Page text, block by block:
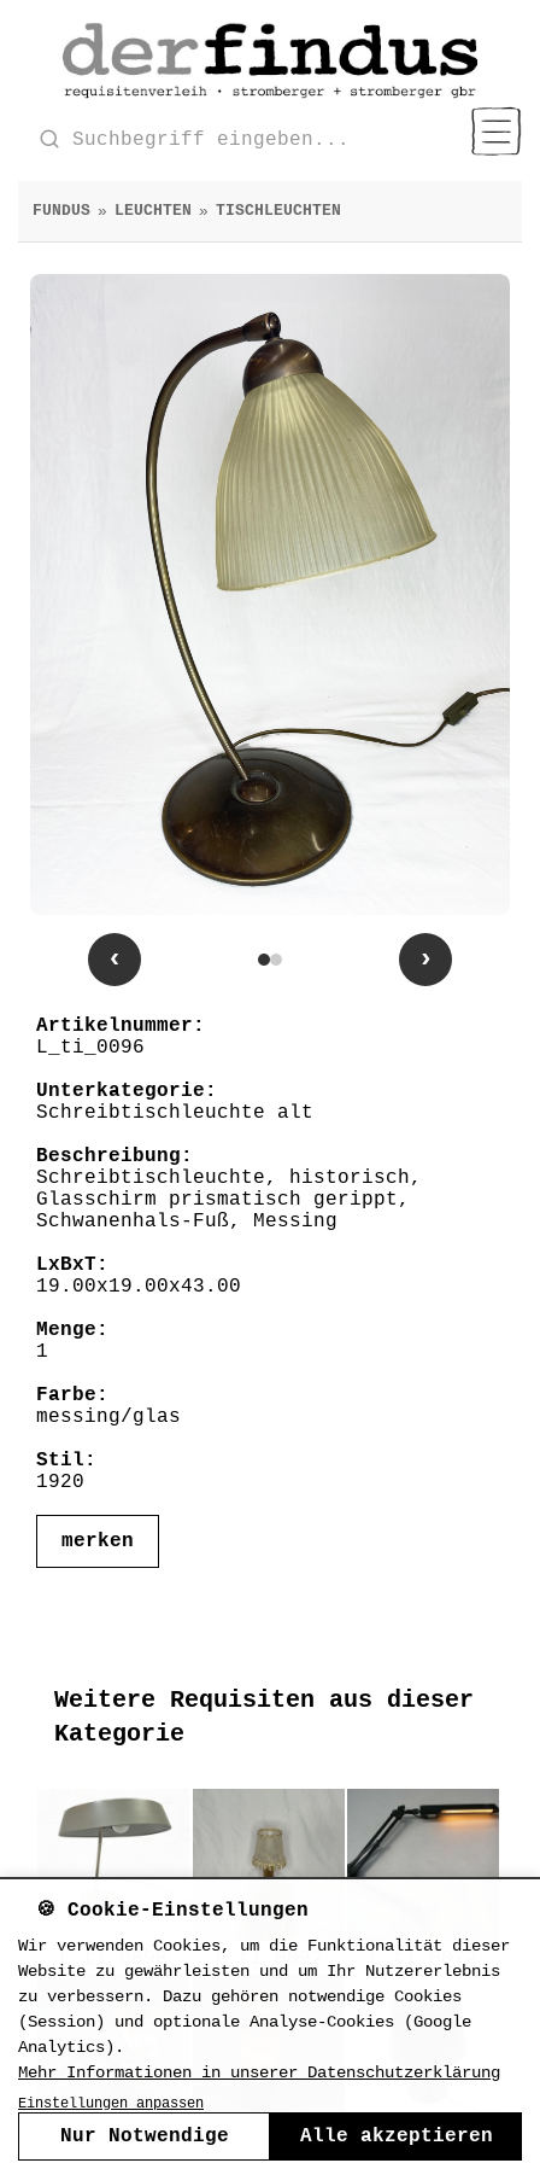
FUNDUS » LEUCHTEN » TISCHLEUCHTEN
‹ ›
Artikelnummer:
L_ti_0096
Unterkategorie:
Schreibtischleuchte alt
Beschreibung:
Schreibtischleuchte, historisch,
Glasschirm prismatisch gerippt,
Schwanenhals-Fuß, Messing
LxBxT:
19.00x19.00x43.00
Menge:
1
Farbe:
messing/glas
Stil:
1920
merken
Weitere Requisiten aus dieser
Kategorie
L_ti_0098 L_ti_0092 L_ti_0072
L_ti_0064 L_ti_0009 L_ti_0090
🍪 Cookie-Einstellungen
Wir verwenden Cookies, um die Funktionalität dieser
Website zu gewährleisten und um Ihr Nutzererlebnis
zu verbessern. Dazu gehören notwendige Cookies
(Session) und optionale Analyse-Cookies (Google
Analytics).
Mehr Informationen in unserer Datenschutzerklärung
Einstellungen anpassen
Nur Notwendige Alle akzeptieren